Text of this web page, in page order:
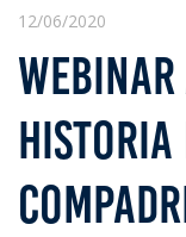
12/06/2020